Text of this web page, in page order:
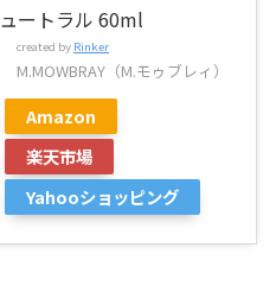
ュートラル 60ml
created by Rinker
M.MOWBRAY（M.モゥブレィ）
Amazon
楽天市場
Yahooショッピング